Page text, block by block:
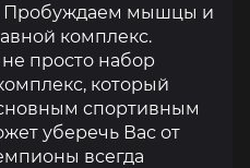
Пробуждаем мышцы и
комплекс.
просто набор
который
спортивным
уберечь Вас от
всегда